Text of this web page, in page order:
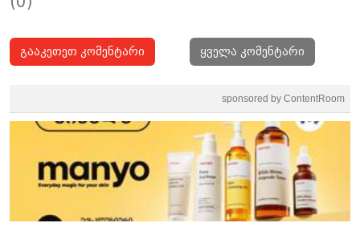
გააკეთეთ კომენტარი ყველა კომენტარი
sponsored by ContentRoom